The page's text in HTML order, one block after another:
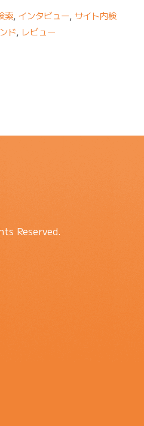
索, インタビュー, サイト内検
ド, レビュー
Reserved.